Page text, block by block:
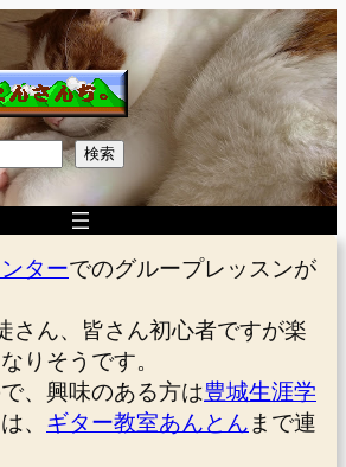
検索
ターでのグループレッスンが
さん、皆さん初心者ですが楽
りそうです。
、興味のある方は豊城生涯学
、 ギター教室あんとん まで連